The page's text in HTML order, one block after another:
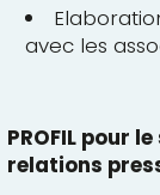
avec les
PROFIL pour
relations